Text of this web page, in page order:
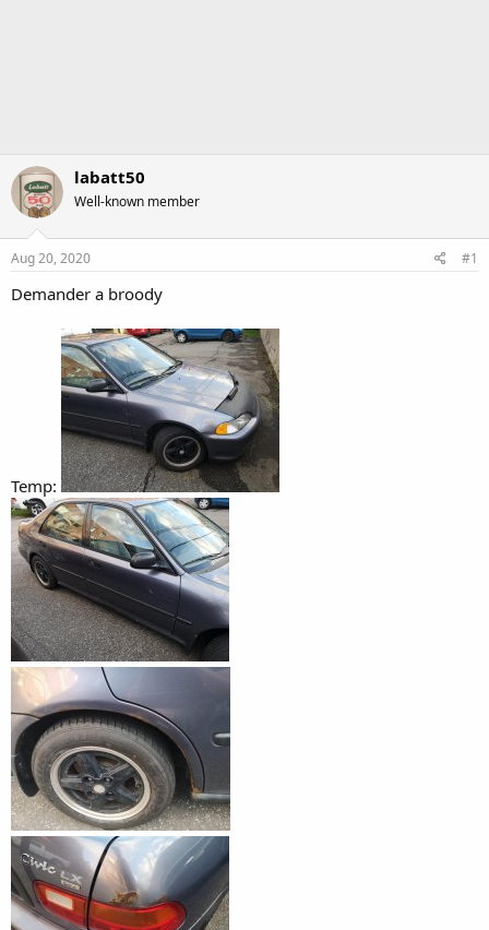
labatt50
Well-known member
Aug 20, 2020 #1
Demander a broody
Temp: